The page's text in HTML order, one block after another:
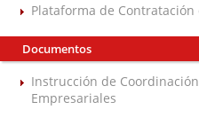
Plataforma de
Documentos
Instrucción de
Empresariales